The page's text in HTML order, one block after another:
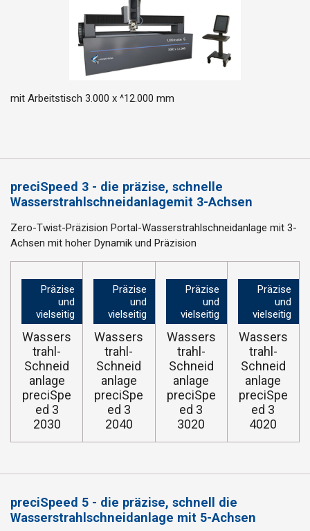
mit Arbeitstisch 3.000 x ^12.000 mm
preciSpeed 3 - die präzise, schnelle
Wasserstrahlschneidanlagemit 3-Achsen
Zero-Twist-Präzision Portal-Wasserstrahlschneidanlage mit 3-
Achsen mit hoher Dynamik und Präzision
Präzise
und
vielseitig
Wassers
trahl-
Schneid
anlage
preciSpe
ed 3
2030
Präzise
und
vielseitig
Wassers
trahl-
Schneid
anlage
preciSpe
ed 3
2040
Präzise
und
vielseitig
Wassers
trahl-
Schneid
anlage
preciSpe
ed 3
3020
Präzise
und
vielseitig
Wassers
trahl-
Schneid
anlage
preciSpe
ed 3
4020
preciSpeed 5 - die präzise, schnell die
Wasserstrahlschneidanlage mit 5-Achsen